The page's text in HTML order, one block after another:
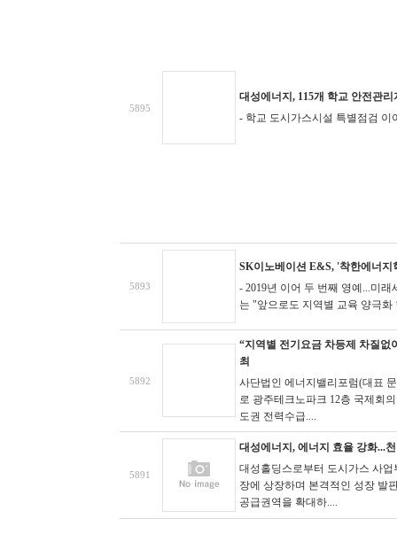
5895
대성에너지, 115개 학교 안전관
- 학교 도시가스시설 특별점검 이
5893
SK이노베이션 E&S, '착한에너
- 2019년 이어 두 번째 영예...미
는 "앞으로도 지역별 교육 양극화
5892
“지역별 전기요금 차등제 차질
최
사단법인 에너지밸리포럼(대표
로 광주테크노파크 12층 국제회
도권 전력수급....
5891
대성에너지, 에너지 효율 강화...
대성홀딩스로부터 도시가스 사
장에 상장하며 본격적인 성장 발
공급권역을 확대하....